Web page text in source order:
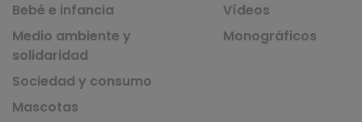
Bebé e infancia
Medio ambiente y
solidaridad
Sociedad y consumo
Mascotas
Vídeos
Monográficos